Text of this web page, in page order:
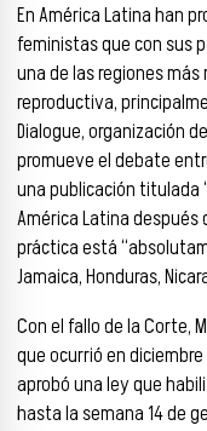
En América Latina han
feministas que con sus
una de las regiones
reproductiva,
Dialogue, organización
promueve el debate
una publicación titulada
América Latina después
práctica está
Jamaica, Honduras,
Con el fallo de la Corte,
que ocurrió en
aprobó una ley que
hasta la semana 14 de